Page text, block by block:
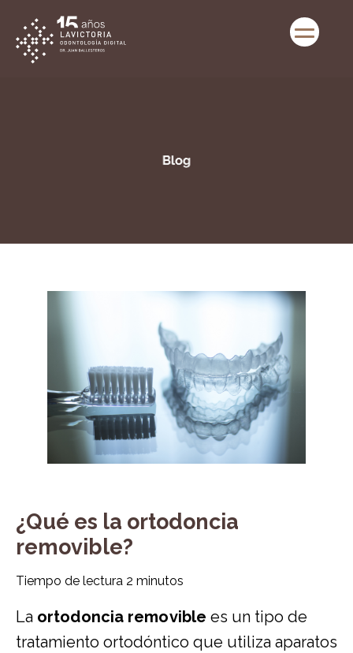
¿Qué es la ortodoncia
removible?
Tiempo de lectura 2 minutos
La ortodoncia removible es un tipo de
tratamiento ortodóntico que utiliza aparatos